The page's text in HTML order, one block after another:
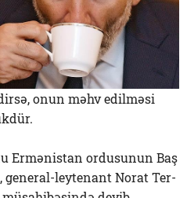
onun məhv edilməsi
Ermənistan ordusunun Baş
general-leytenant Norat Ter-